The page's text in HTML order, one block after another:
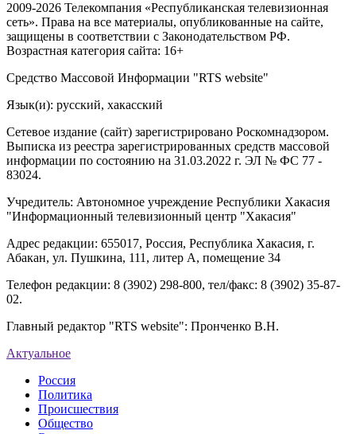
2009-2026 Телекомпания «Республиканская телевизионная
сеть». Права на все материалы, опубликованные на сайте,
защищены в соответствии с Законодательством РФ.
Возрастная категория сайта: 16+
Средство Массовой Информации "RTS website"
Язык(и): русский, хакасский
Сетевое издание (сайт) зарегистрировано Роскомнадзором.
Выписка из реестра зарегистрированных средств массовой
информации по состоянию на 31.03.2022 г. ЭЛ № ФС 77 -
83024.
Учредитель: Автономное учреждение Республики Хакасия
"Информационный телевизионный центр "Хакасия"
Адрес редакции: 655017, Россия, Республика Хакасия, г.
Абакан, ул. Пушкина, 111, литер А, помещение 34
Телефон редакции: 8 (3902) 298-800, тел/факс: 8 (3902) 35-87-
02.
Главный редактор "RTS website": Пронченко В.Н.
Актуальное
Россия
Политика
Происшествия
Общество